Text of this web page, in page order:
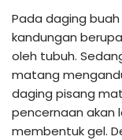
Pada daging
kandungan
oleh tubuh.
matang
daging pisang
pencernaan akan
membentuk gel.